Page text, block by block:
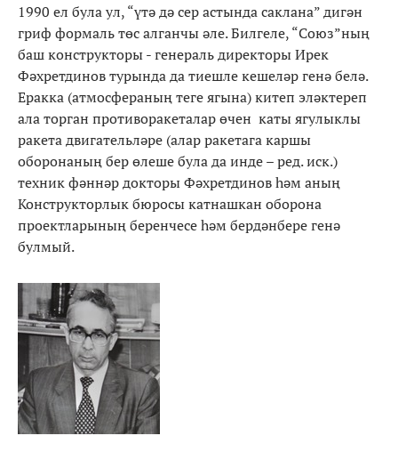
1990 ел була ул, “үтә дә сер астында саклана” дигән
гриф формаль төс алганчы әле. Билгеле, “Союз”ның
баш конструкторы - генераль директоры Ирек
Фәхретдинов турында да тиешле кешеләр генә белә.
Еракка (атмосфераның теге ягына) китеп эләктереп
ала торган противоракеталар өчен каты ягулыклы
ракета двигательләре (алар ракетага каршы
оборонаның бер өлеше була да инде – ред. иск.)
техник фәннәр докторы Фәхретдинов һәм аның
Конструкторлык бюросы катнашкан оборона
проектларының беренчесе һәм бердәнбере генә
булмый.